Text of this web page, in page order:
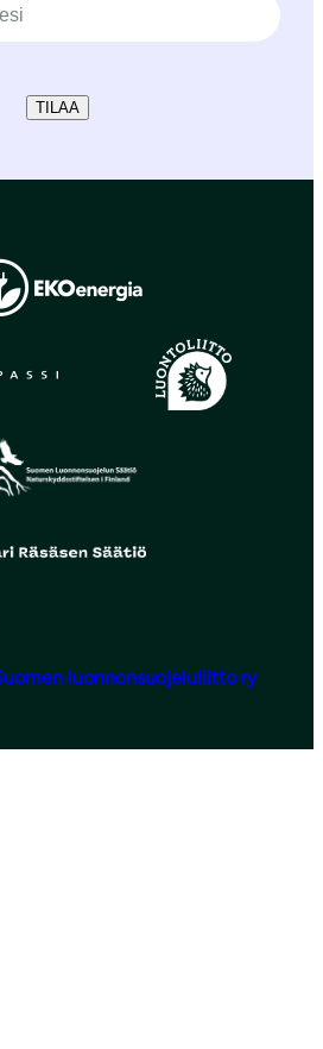
TILAA
luonnonsuojeluliitto ry